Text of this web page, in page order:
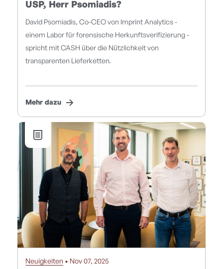
USP, Herr Psomiadis?
David Psomiadis, Co-CEO von Imprint Analytics -
einem Labor für forensische Herkunftsverifizierung -
spricht mit CASH über die Nützlichkeit von
transparenten Lieferketten.
Mehr dazu
Neuigkeiten • Nov 07, 2025